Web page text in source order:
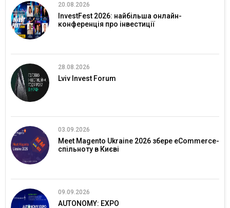
20.08.2026
InvestFest 2026: найбільша онлайн-
конференція про інвестиції
28.08.2026
Lviv Invest Forum
03.09.2026
Meet Magento Ukraine 2026 збере eCommerce-
спільноту в Києві
09.09.2026
AUTONOMY: EXPO